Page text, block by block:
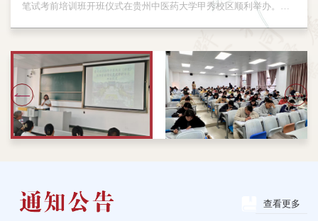
笔试考前培训班开班仪式在贵州中医药大学甲秀校区顺利举办。本
次培训由省中医药管理局委托我校继续教育学院承办，全体参训学
教职工，继续教育学院副院长冯波作开班讲话...
班毕业考试在甲秀校区教学楼4-3教室顺利举行。继续教育学院副院
长冯波到场巡考，2024级中医学专业73名学生参加考试。本次毕业
目为《内科综合》《外科综合》两门核心课程，...
9日上午，我校继续教育学院副院长冯波带队，赴贵州中医药大学时
珍学院（以下称时珍学院）继续教育学院开展专题交流。时珍学院
流。座谈会上，双方分别介绍了各自继续教育...
续教育学位英语考试在甲秀校区教学楼5-6、5-7教室顺利举行。本
次考试由继续教育学院精心组织，旨在检验成人高等教育本科层次
视此次考试工作，考前成立了考务工作领导小组，...
关工作人员一行应邀前往位于贵州双龙航空港经济区谷脚医药工业
园的贵州良济药业有限公司实地考察交流。公司负责人陪同参观生
文化传承等相关情况。座谈会上，公司负责人介绍...
查看更多